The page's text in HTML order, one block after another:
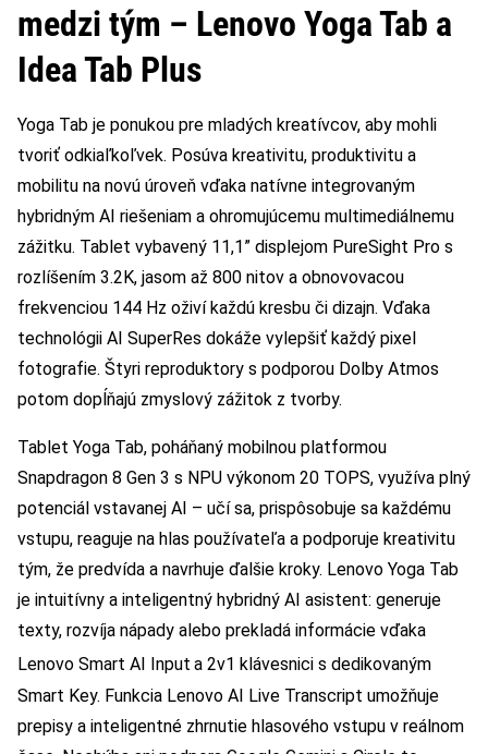
medzi tým – Lenovo Yoga Tab a
Idea Tab Plus
Yoga Tab je ponukou pre mladých kreatívcov, aby mohli
tvoriť odkiaľkoľvek. Posúva kreativitu, produktivitu a
mobilitu na novú úroveň vďaka natívne integrovaným
hybridným AI riešeniam a ohromujúcemu multimediálnemu
zážitku. Tablet vybavený 11,1” displejom PureSight Pro s
rozlíšením 3.2K, jasom až 800 nitov a obnovovacou
frekvenciou 144 Hz oživí každú kresbu či dizajn. Vďaka
technológii AI SuperRes dokáže vylepšiť každý pixel
fotografie. Štyri reproduktory s podporou Dolby Atmos
potom dopĺňajú zmyslový zážitok z tvorby.
Tablet Yoga Tab, poháňaný mobilnou platformou
Snapdragon 8 Gen 3 s NPU výkonom 20 TOPS, využíva plný
potenciál vstavanej AI – učí sa, prispôsobuje sa každému
vstupu, reaguje na hlas používateľa a podporuje kreativitu
tým, že predvída a navrhuje ďalšie kroky. Lenovo Yoga Tab
je intuitívny a inteligentný hybridný AI asistent: generuje
texty, rozvíja nápady alebo prekladá informácie vďaka
Lenovo Smart AI Input a 2v1 klávesnici s dedikovaným
Smart Key. Funkcia Lenovo AI Live Transcript umožňuje
prepisy a inteligentné zhrnutie hlasového vstupu v reálnom